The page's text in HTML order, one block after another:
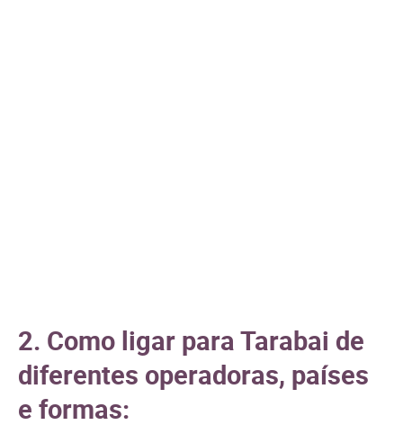
2. Como ligar para Tarabai de
diferentes operadoras, países
e formas: